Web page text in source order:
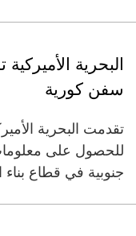
البحرية
سفن كورية
تقدمت البحرية
للحصول على
جنوبية في قطاع